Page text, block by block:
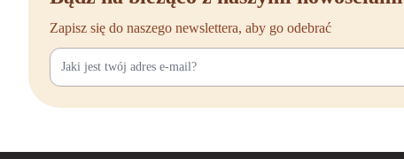
Zapisz się do naszego newslettera, aby go odebrać